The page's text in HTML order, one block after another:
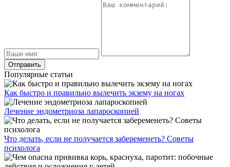
Популярные статьи
Как быстро и правильно вылечить экзему на ногах
Лечение эндометриоза лапароскопией
Что делать, если не получается забеременеть? Советы
психолога